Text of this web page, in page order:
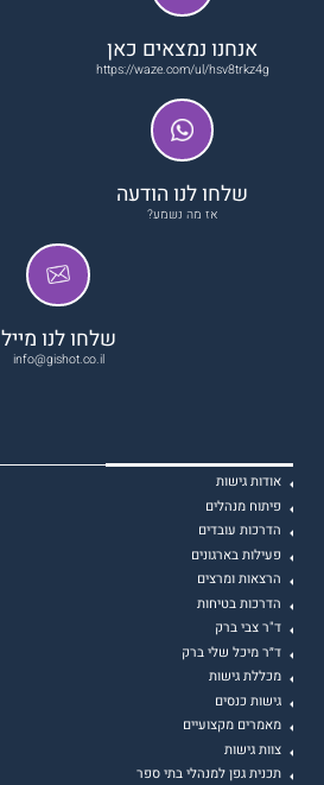
אנחנו נמצאים כאן
https://waze.com/ul/hsv8trkz4g
שלחו לנו הודעה
אז מה נשמע?
שלחו לנו מייל
info@gishot.co.il
אודות גישות
פיתוח מנהלים
הדרכות עובדים
פעילות בארגונים
הרצאות ומרצים
הדרכות בטיחות
ד"ר צבי ברק
ד״ר מיכל שלי ברק
מכללת גישות
גישות כנסים
מאמרים מקצועיים
צוות גישות
תכנית גפן למנהלי בתי ספר